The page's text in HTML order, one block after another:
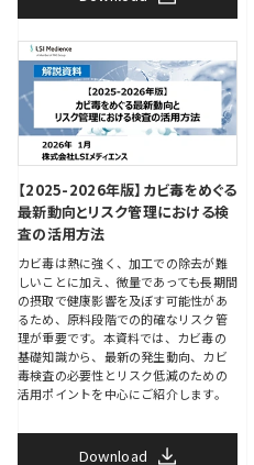
【2025-2026年版】カビ毒をめぐる
最新動向とリスク管理における検
査の活用方法
カビ毒は熱に強く、加工での除去が難
しいことに加え、微量であっても長期間
の摂取で健康影響を及ぼす可能性があ
るため、原料段階での的確なリスク管
理が重要です。本資料では、カビ毒の
基礎知識から、最新の発生動向、カビ
毒検査の必要性とリスク低減のための
活用ポイントを中心にご紹介します。
Download